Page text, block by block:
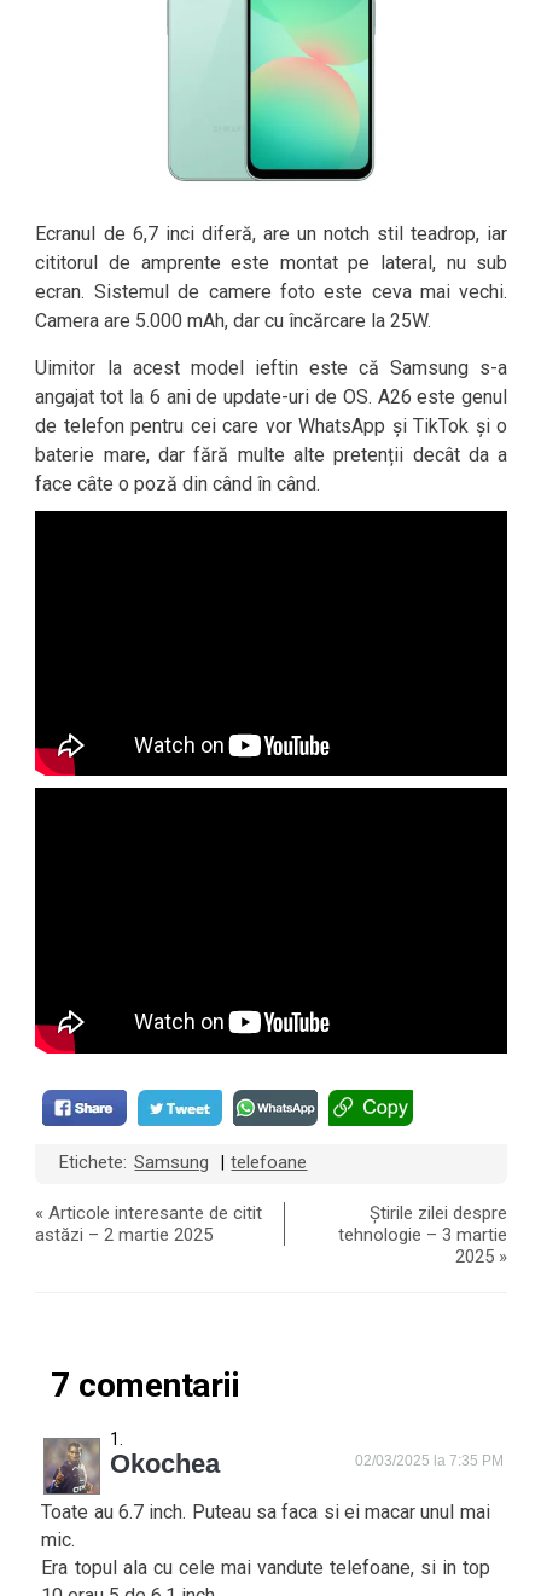
Ecranul de 6,7 inci diferă, are un notch stil teadrop, iar
cititorul de amprente este montat pe lateral, nu sub
ecran. Sistemul de camere foto este ceva mai vechi.
Camera are 5.000 mAh, dar cu încărcare la 25W.
Uimitor la acest model ieftin este că Samsung s-a
angajat tot la 6 ani de update-uri de OS. A26 este genul
de telefon pentru cei care vor WhatsApp și TikTok și o
baterie mare, dar fără multe alte pretenții decât da a
face câte o poză din când în când.
Etichete: Samsung telefoane
«Articole interesante de citit
astăzi – 2 martie 2025
Știrile zilei despre
tehnologie – 3 martie
2025 »
7 comentarii
Okochea 02/03/2025 la 7:35 PM
Toate au 6.7 inch. Puteau sa faca si ei macar unul mai
mic.
Era topul ala cu cele mai vandute telefoane, si in top